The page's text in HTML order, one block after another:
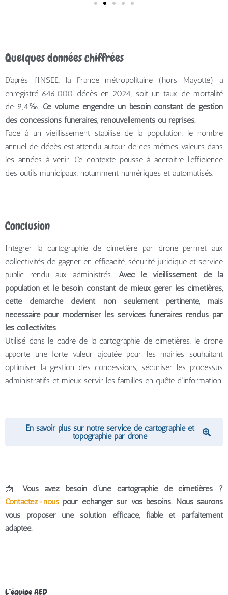
Quelques données chiffrées
D’après l’INSEE, la France métropolitaine (hors Mayotte) a
enregistré 646 000 décès en 2024, soit un taux de mortalité
de 9,4‰. Ce volume engendre un besoin constant de gestion
des concessions funéraires, renouvellements ou reprises.
Face à un vieillissement stabilisé de la population, le nombre
annuel de décès est attendu autour de ces mêmes valeurs dans
les années à venir. Ce contexte pousse à accroitre l’efficience
des outils municipaux, notamment numériques et automatisés.
Conclusion
Intégrer la cartographie de cimetière par drone permet aux
collectivités de gagner en efficacité, sécurité juridique et service
public rendu aux administrés. Avec le vieillissement de la
population et le besoin constant de mieux gérer les cimetières,
cette démarche devient non seulement pertinente, mais
nécessaire pour moderniser les services funéraires rendus par
les collectivités.
Utilisé dans le cadre de la cartographie de cimetières, le drone
apporte une forte valeur ajoutée pour les mairies souhaitant
optimiser la gestion des concessions, sécuriser les processus
administratifs et mieux servir les familles en quête d’information.
En savoir plus sur notre service de cartographie et
topographie par drone
📩Vous avez besoin d’une cartographie de cimetières ?
Contactez-nous pour échanger sur vos besoins. Nous saurons
vous proposer une solution efficace, fiable et parfaitement
adaptée.
L’équipe AED